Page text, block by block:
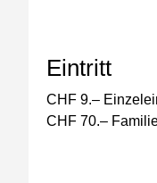
Eintritt
CHF 9.–
CHF 70.–